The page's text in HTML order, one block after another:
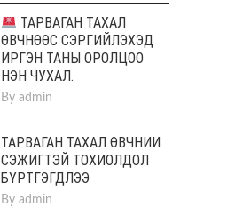
ТАРВАГАН ТАХАЛ
ӨВЧНӨӨС СЭРГИЙЛЭХЭД
ИРГЭН ТАНЫ ОРОЛЦОО
НЭН ЧУХАЛ.
By admin
ТАРВАГАН ТАХАЛ ӨВЧНИЙ
СЭЖИГТЭЙ ТОХИОЛДОЛ
БҮРТГЭГДЛЭЭ
By admin